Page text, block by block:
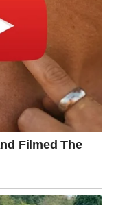
perioda
i vraća vam vjeru
i sreće.
mnogim